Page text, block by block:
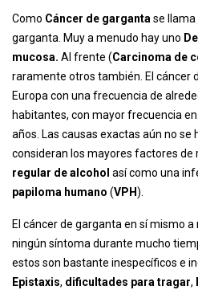
Como Cáncer de garganta se llama
garganta. Muy a menudo hay uno
mucosa. Al frente (Carcinoma de
raramente otros también. El cáncer
Europa con una frecuencia de
habitantes, con mayor frecuencia
años. Las causas exactas aún no se
consideran los mayores factores de
regular de alcohol así como una
papiloma humano (VPH).
El cáncer de garganta en sí mismo
ningún síntoma durante mucho
estos son bastante inespecíficos e
Epistaxis, dificultades para tragar,